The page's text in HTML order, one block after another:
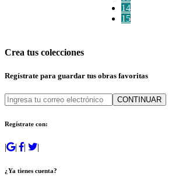
14
15
Crea tus colecciones
Regístrate para guardar tus obras favoritas
CONTINUAR
Regístrate con:
| | | |
¿Ya tienes cuenta?